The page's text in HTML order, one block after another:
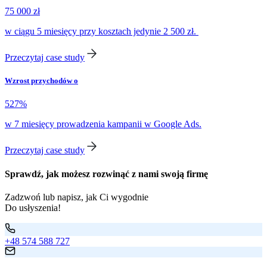
75 000 zł
w ciągu 5 miesięcy przy kosztach jedynie 2 500 zł.
Przeczytaj case study
Wzrost przychodów o
527%
w 7 miesięcy prowadzenia kampanii w Google Ads.
Przeczytaj case study
Sprawdź, jak możesz rozwinąć z nami swoją firmę
Zadzwoń lub napisz, jak Ci wygodnie
Do usłyszenia!
+48 574 588 727